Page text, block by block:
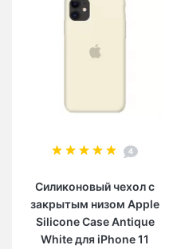
4
Силиконовый чехол c
закрытым низом Apple
Silicone Case Antique
White для iPhone 11